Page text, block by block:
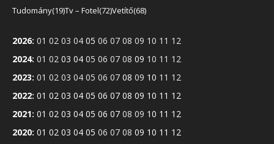
Tudomány 19Tv – Fotel 72Vetítő 68
2026: 01 02 03 04 05 06 07 08 09 10 11 12
2024: 01 02 03 04 05 06 07 08 09 10 11 12
2023: 01 02 03 04 05 06 07 08 09 10 11 12
2022: 01 02 03 04 05 06 07 08 09 10 11 12
2021: 01 02 03 04 05 06 07 08 09 10 11 12
2020: 01 02 03 04 05 06 07 08 09 10 11 12